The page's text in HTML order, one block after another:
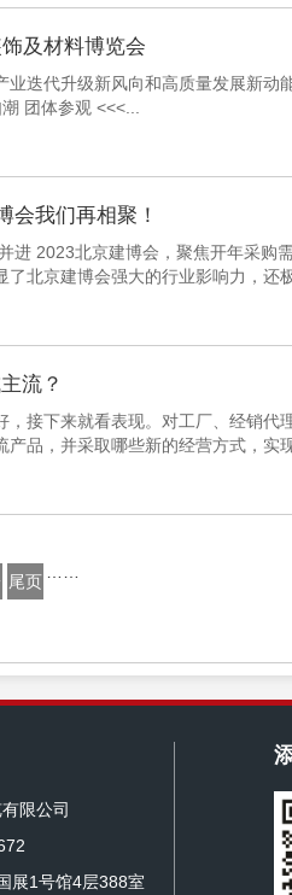
及材料博览会
迭代升级新风向和高质量发展新动
团体参观 <<<...
会我们再相聚！
进 2023北京建博会，聚焦开年采购
北京建博会强大的行业影响力，还
流？
接下来就看表现。对工厂、经销代
品，并采取哪些新的经营方式，实
的产品，赋能楼盘增值...
尾页
限公司
展1号馆4层388室